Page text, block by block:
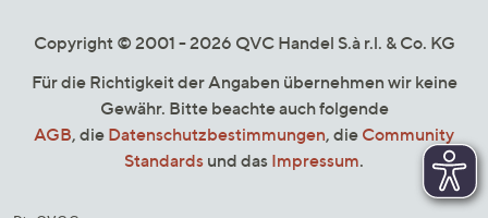
Copyright © 2001 - 2026 QVC Handel S.à r.l. & Co. KG
Für die Richtigkeit der Angaben übernehmen wir keine
Gewähr. Bitte beachte auch folgende
AGB, die Datenschutzbestimmungen, die Community
Standards und das Impressum.